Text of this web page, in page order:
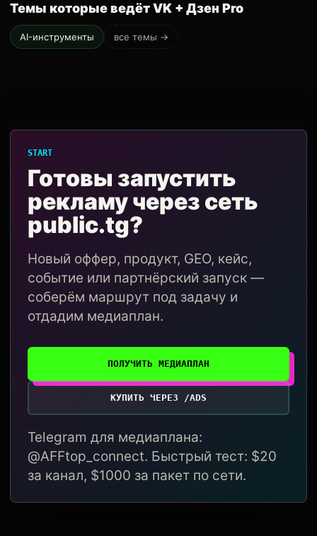
Темы которые ведёт VK + Дзен Pro
AI-инструменты все темы →
START
Готовы запустить
рекламу через сеть
public.tg?
Новый оффер, продукт, GEO, кейс,
событие или партнёрский запуск —
соберём маршрут под задачу и
отдадим медиаплан.
ПОЛУЧИТЬ МЕДИАПЛАН
КУПИТЬ ЧЕРЕЗ /ADS
Telegram для медиаплана:
@AFFtop_connect. Быстрый тест: $20
за канал, $1000 за пакет по сети.